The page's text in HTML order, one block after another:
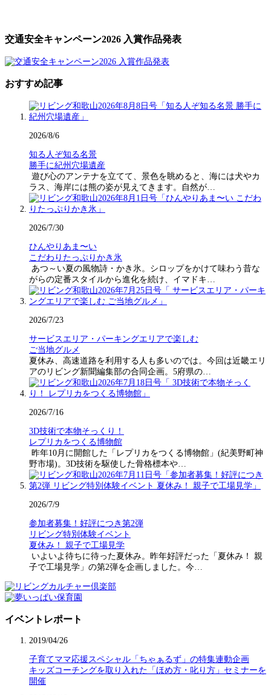
交通安全キャンペーン2026 入賞作品発表
おすすめ記事
2026/8/6
知る人ぞ知る名景
勝手に紀州穴場遺産
遊び心のアンテナを立てて、景色を眺めると、海には犬やカ
ラス、海岸には熊の姿が見えてきます。自然が…
2026/7/30
ひんやりあま〜い
こだわりたっぷりかき氷
あつ～い夏の風物詩・かき氷。シロップをかけて味わう昔な
がらの定番スタイルから進化を続け、イマドキ…
2026/7/23
サービスエリア・パーキングエリアで楽しむ
ご当地グルメ
夏休み、高速道路を利用する人も多いのでは。今回は近畿エリ
アのリビング新聞編集部の合同企画。5府県の…
2026/7/16
3D技術で本物そっくり！
レプリカをつくる博物館
昨年10月に開館した「レプリカをつくる博物館」(紀美野町神
野市場)。3D技術を駆使した骨格標本や…
2026/7/9
参加者募集！好評につき第2弾
リビング特別体験イベント
夏休み！ 親子で工場見学
いよいよ待ちに待った夏休み。昨年好評だった「夏休み！ 親
子で工場見学」の第2弾を企画しました。今…
イベントレポート
2019/04/26
子育てママ応援スペシャル「ちゃぁるず」の特集連動企画
キッズコーチングを取り入れた「ほめ方・叱り方」セミナーを
開催